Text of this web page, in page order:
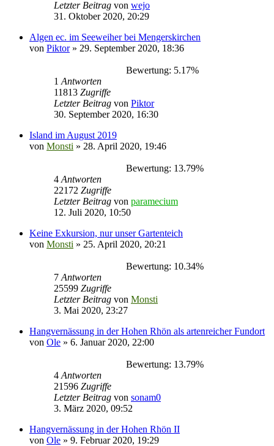
Letzter Beitrag von wejo
31. Oktober 2020, 20:29
Algen ec. im Seeweiher bei Mengerskirchen
von Piktor» 29. September 2020, 18:36
Bewertung: 5.17%
1 Antworten
11813 Zugriffe
Letzter Beitrag von Piktor
30. September 2020, 16:30
Island im August 2019
von Monsti » 28. April 2020, 19:46
Bewertung: 13.79%
4 Antworten
22172 Zugriffe
Letzter Beitrag von paramecium
12. Juli 2020, 10:50
Keine Exkursion, nur unser Gartenteich
von Monsti » 25. April 2020, 20:21
Bewertung: 10.34%
7 Antworten
25599 Zugriffe
Letzter Beitrag von Monsti
3. Mai 2020, 23:27
Hangvernässung in der Hohen Rhön als artenreicher Fundort
von Ole » 6. Januar 2020, 22:00
Bewertung: 13.79%
4 Antworten
21596 Zugriffe
Letzter Beitrag von sonam0
3. März 2020, 09:52
Hangvernässung in der Hohen Rhön II
von Ole » 9. Februar 2020, 19:29